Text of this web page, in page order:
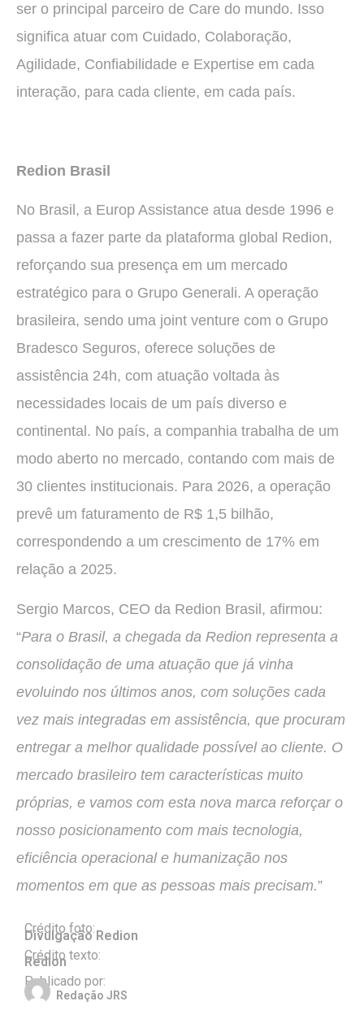
ser o principal parceiro de Care do mundo. Isso
significa atuar com Cuidado, Colaboração,
Agilidade, Confiabilidade e Expertise em cada
interação, para cada cliente, em cada país.
Redion Brasil
No Brasil, a Europ Assistance atua desde 1996 e
passa a fazer parte da plataforma global Redion,
reforçando sua presença em um mercado
estratégico para o Grupo Generali. A operação
brasileira, sendo uma joint venture com o Grupo
Bradesco Seguros, oferece soluções de
assistência 24h, com atuação voltada às
necessidades locais de um país diverso e
continental. No país, a companhia trabalha de um
modo aberto no mercado, contando com mais de
30 clientes institucionais. Para 2026, a operação
prevê um faturamento de R$ 1,5 bilhão,
correspondendo a um crescimento de 17% em
relação a 2025.
Sergio Marcos, CEO da Redion Brasil, afirmou:
“Para o Brasil, a chegada da Redion representa a
consolidação de uma atuação que já vinha
evoluindo nos últimos anos, com soluções cada
vez mais integradas em assistência, que procuram
entregar a melhor qualidade possível ao cliente. O
mercado brasileiro tem características muito
próprias, e vamos com esta nova marca reforçar o
nosso posicionamento com mais tecnologia,
eficiência operacional e humanização nos
momentos em que as pessoas mais precisam.”
Crédito foto:
Divulgação Redion
Crédito texto:
Redion
Publicado por:
Redação JRS